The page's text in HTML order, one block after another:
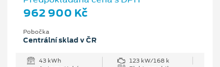
962 900 Kč
Pobočka
Centrální sklad v ČR
43 kWh
123 kW/168 k